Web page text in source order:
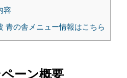
容
青の舎メニュー情報はこちら
ーン概要